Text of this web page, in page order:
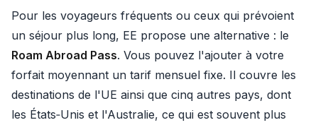
Pour les voyageurs fréquents ou ceux qui prévoient
un séjour plus long, EE propose une alternative : le
Roam Abroad Pass. Vous pouvez l'ajouter à votre
forfait moyennant un tarif mensuel fixe. Il couvre les
destinations de l'UE ainsi que cinq autres pays, dont
les États‑Unis et l'Australie, ce qui est souvent plus